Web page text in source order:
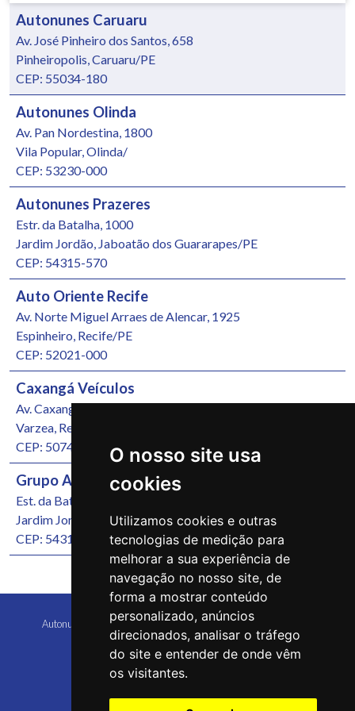
O nosso site usa
cookies
Utilizamos cookies e outras
tecnologias de medição para
melhorar a sua experiência de
navegação no nosso site, de
forma a mostrar conteúdo
personalizado, anúncios
direcionados, analisar o tráfego
do site e entender de onde vêm
os visitantes.
Autonunes Caruaru
Av. José Pinheiro dos Santos, 658
Pinheiropolis, Caruaru/PE
CEP: 55034-180
Autonunes Olinda
Av. Pan Nordestina, 1800
Vila Popular, Olinda/
CEP: 53230-000
Autonunes Prazeres
Estr. da Batalha, 1000
Jardim Jordão, Jaboatão dos Guararapes/PE
CEP: 54315-570
Auto Oriente Recife
Av. Norte Miguel Arraes de Alencar, 1925
Espinheiro, Recife/PE
CEP: 52021-000
Caxangá Veículos
Av. Caxangá, 4251
Varzea, Recife/PE
CEP: 50740-000
Grupo Autonunes Seminovos
Est. da Batalha, 1000
Jardim Jordão, Jaboatão dos Guararapes/PE
CEP: 54315-570
Autonunes Caruaru Copyright 2026 Todos os direitos reservados